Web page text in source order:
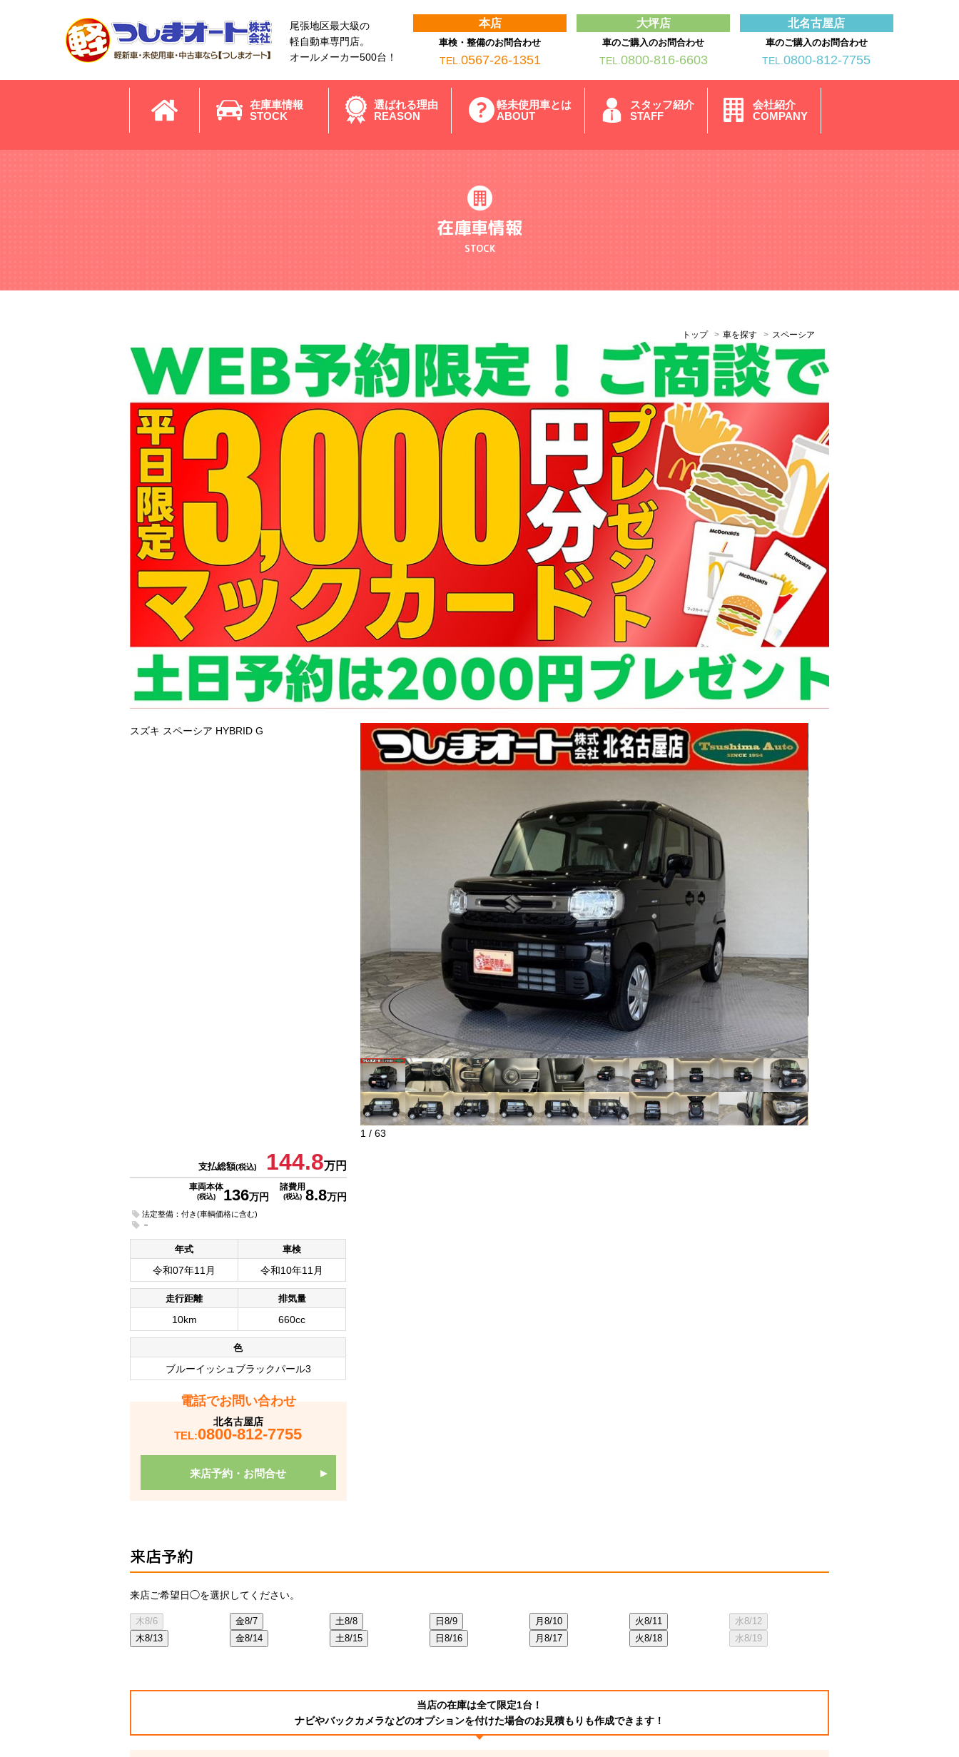
尾張地区最大級の
軽自動車専門店。
オールメーカー500台！
本店
車検・整備のお問合わせ
TEL. 0567-26-1351
大坪店
車のご購入のお問合わせ
TEL. 0800-816-6603
北名古屋店
車のご購入のお問合わせ
TEL.0800-812-7755
在庫車情報
STOCK
選ばれる理由
REASON
軽未使用車とは
ABOUT
スタッフ紹介
STAFF
会社紹介
COMPANY
在庫車情報
STOCK
トップ 車を探す スペーシア
スズキ スペーシア HYBRID G
1 /63
支払総額(税込) 144.8万円
車両本体
(税込) 136万円
諸費用
(税込) 8.8万円
法定整備：付き(車輌価格に含む)
－
年式 車検
令和07年11月 令和10年11月
走行距離 排気量
10km 660cc
色
ブルーイッシュブラックパール3
電話でお問い合わせ
北名古屋店
TEL:0800-812-7755
来店予約・お問合せ
来店予約
来店ご希望日◯を選択してください。
木8/6 金8/7 土8/8 日8/9 月8/10 火8/11 水8/12
木8/13 金8/14 土8/15 日8/16 月8/17 火8/18 水8/19
当店の在庫は全て限定1台！
ナビやバックカメラなどのオプションを付けた場合のお見積もりも作成できます！